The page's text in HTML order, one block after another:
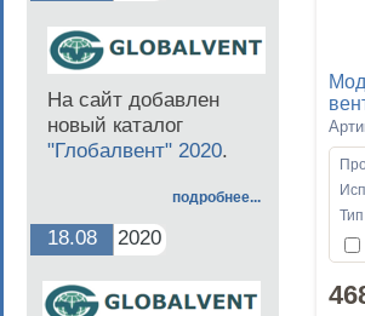
На сайт добавлен
новый каталог
"Глобалвент" 2020.
подробнее...
18.08 2020